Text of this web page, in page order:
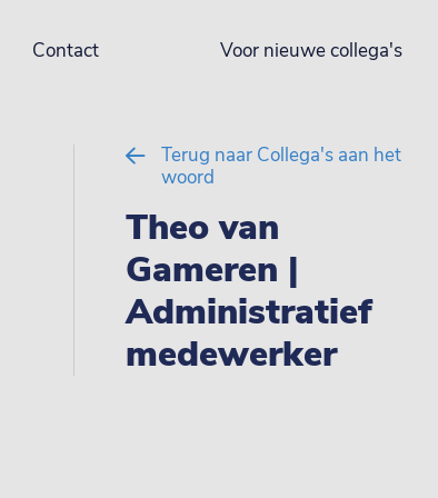
Contact Voor nieuwe collega's
Terug naar Collega's aan het
woord
Theo van
Gameren |
Administratief
medewerker